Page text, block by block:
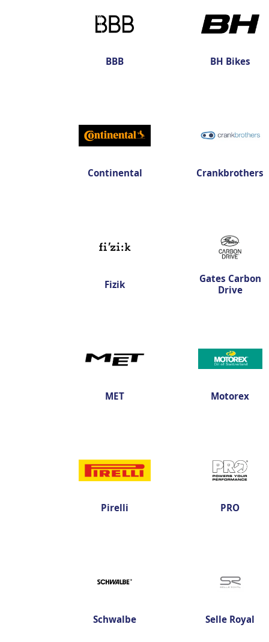
BBB BH Bikes
Continental Crankbrothers
Fizik
Gates Carbon
Drive
MET Motorex
Pirelli PRO
Schwalbe Selle Royal